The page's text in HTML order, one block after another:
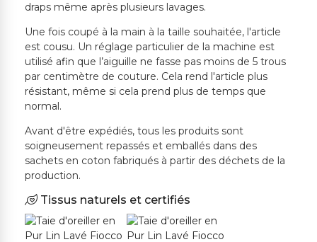
draps même après plusieurs lavages.
Une fois coupé à la main à la taille souhaitée, l'article
est cousu. Un réglage particulier de la machine est
utilisé afin que l’aiguille ne fasse pas moins de 5 trous
par centimètre de couture. Cela rend l'article plus
résistant, même si cela prend plus de temps que
normal.
Avant d'être expédiés, tous les produits sont
soigneusement repassés et emballés dans des
sachets en coton fabriqués à partir des déchets de la
production.
Tissus naturels et certifiés